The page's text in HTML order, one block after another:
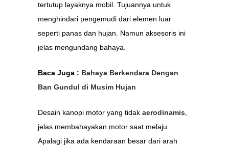
tertutup layaknya mobil. Tujuannya untuk
menghindari pengemudi dari elemen luar
seperti panas dan hujan. Namun aksesoris ini
jelas mengundang bahaya.
Baca Juga : Bahaya Berkendara Dengan
Ban Gundul di Musim Hujan
Desain kanopi motor yang tidak aerodinamis
jelas membahayakan motor saat melaju.
Apalagi jika ada kendaraan besar dari arah